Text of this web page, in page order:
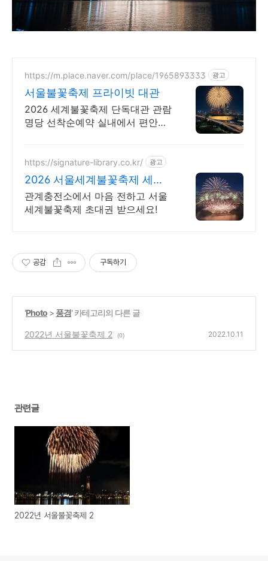
https://m.place.naver.com/place/1965893333 광고
서울불꽃축제 프라이빗 대관
2026 세계불꽃축제 단독대관 관람
명당 선착순예약 실내에서 편안하
https://signature-library.co.kr/ 광고
2026 서울세계불꽃축제 세계
불꽃축제 관람권 이벤트
관계충전소에서 마음 전하고 서울
세계불꽃축제 초대권 받으세요!
공감 구독하기
'Photo > 풍경' 카테고리의 다른 글
2022년 서울불꽃축제 2 (0) 2022.10.11
관련글
2022년 서울불꽃축제 2